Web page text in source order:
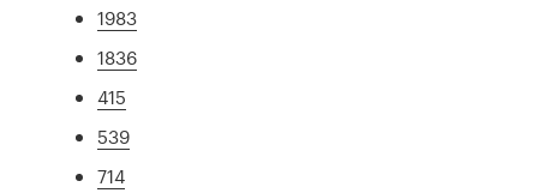
1983
1836
415
539
714